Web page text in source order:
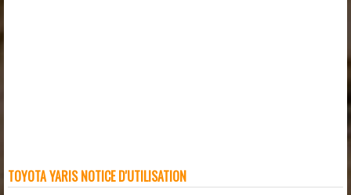
TOYOTA YARIS NOTICE D'UTILISATION